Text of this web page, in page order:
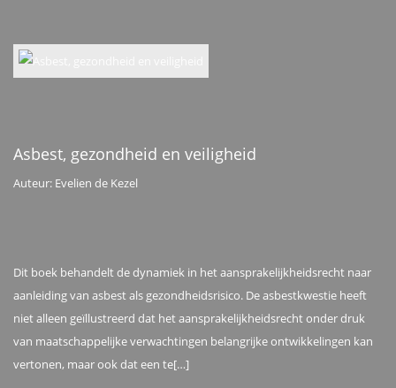
Asbest, gezondheid en veiligheid
Auteur: Evelien de Kezel
Dit boek behandelt de dynamiek in het aansprakelijkheidsrecht naar
aanleiding van asbest als gezondheidsrisico. De asbestkwestie heeft
niet alleen geïllustreerd dat het aansprakelijkheidsrecht onder druk
van maatschappelijke verwachtingen belangrijke ontwikkelingen kan
vertonen, maar ook dat een te[…]